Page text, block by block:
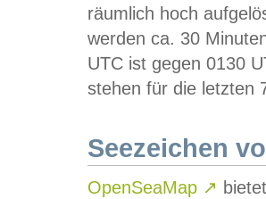
räumlich hoch
werden ca. 30
UTC ist gegen 0130
stehen für die letzten
Seezeichen
OpenSeaMap ↗